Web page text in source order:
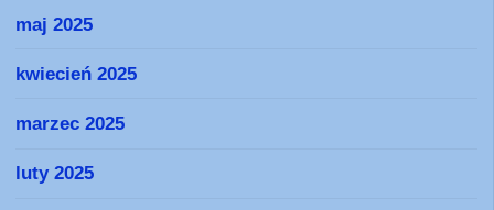
maj 2025
kwiecień 2025
marzec 2025
luty 2025